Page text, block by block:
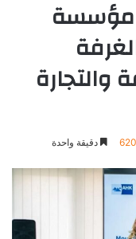
مؤسسة
والتجارة
620 دقيقة واحدة